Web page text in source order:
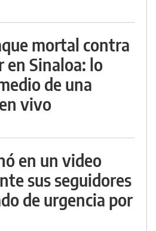
mortal contra
en Sinaloa: lo
de una
vivo
en un video
sus seguidores
de urgencia por